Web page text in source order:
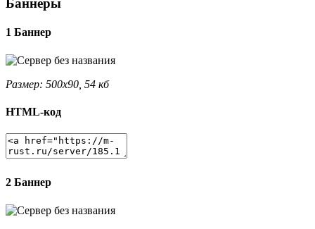
Баннеры
1 Баннер
Размер: 500x90, 54 кб
HTML-код
2 Баннер